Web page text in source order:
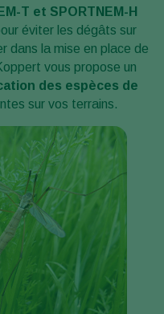
T et SPORTNEM-H
éviter les dégâts sur
dans la mise en place de
vous propose un
des espèces de
sur vos terrains.